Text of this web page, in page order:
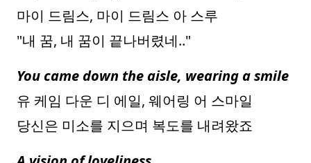
마이 드림스, 마이 드림스 아 스루
"내 꿈, 내 꿈이 끝나버렸네.."
You came down the aisle, wearing a smile
유 케임 다운 디 에일, 웨어링 어 스마일
당신은 미소를 지으며 복도를 내려왔죠